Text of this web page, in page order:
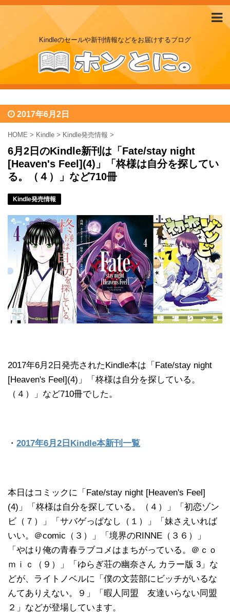
Kindleのセールや新刊情報などをお届けするブログ
2017年6月2日
HOME > Kindle > Kindle発売情報 >
6月2日のKindle新刊は「Fate/stay night
[Heaven's Feel](4)」「柊様は自分を探してい
る。（４）」など710冊
Kindle発売情報
2017年6月2日発売されたKindle本は「Fate/stay night
[Heaven's Feel](4)」「柊様は自分を探している。
（４）」など710冊でした。
・ 2017年6月2日Kindle本新刊一覧
本日はコミックに「Fate/stay night [Heaven's Feel]
(4)」「柊様は自分を探している。（４）」「初恋ゾン
ビ（７）」「サバゲっぱなし（１）」「妹さえいれば
いい。＠comic（３）」「境界のRINNE（３６）」
「やはり俺の青春ラブコメはまちがっている。＠ｃｏ
ｍｉｃ（９）」「ゆらぎ荘の幽奈さん カラー版 3」な
どが、ライトノベルに「僕の文芸部にビッチがいるな
んてありえない。９」「暇人同盟 友達いらない同盟
２」などが登場しています。